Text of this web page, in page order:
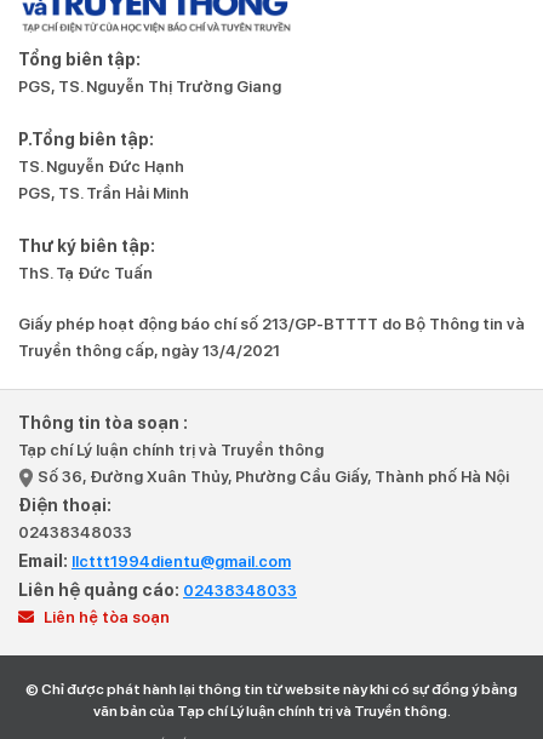
Tổng biên tập:
PGS, TS. Nguyễn Thị Trường Giang
P.Tổng biên tập:
TS. Nguyễn Đức Hạnh
PGS, TS. Trần Hải Minh
Thư ký biên tập:
ThS. Tạ Đức Tuấn
Giấy phép hoạt động báo chí số 213/GP-BTTTT do Bộ Thông tin và
Truyền thông cấp, ngày 13/4/2021
Thông tin tòa soạn :
Tạp chí Lý luận chính trị và Truyền thông
Số 36, Đường Xuân Thủy, Phường Cầu Giấy, Thành phố Hà Nội
Điện thoại:
02438348033
Email: llcttt1994dientu@gmail.com
Liên hệ quảng cáo: 02438348033
Liên hệ tòa soạn
© Chỉ được phát hành lại thông tin từ website này khi có sự đồng ý bằng
văn bản của Tạp chí Lý luận chính trị và Truyền thông.